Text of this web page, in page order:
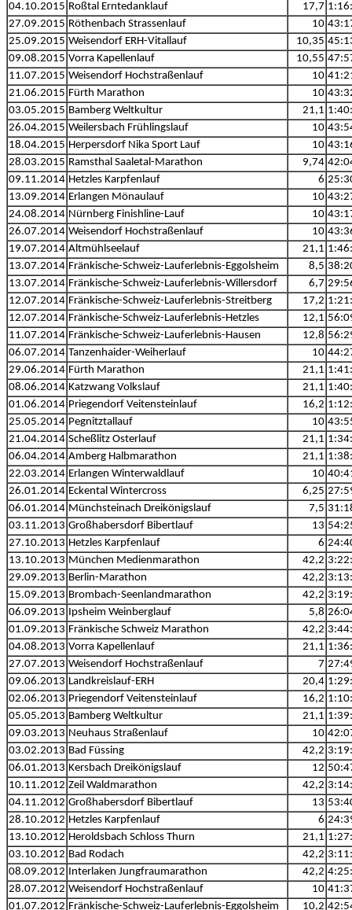
04.10.2015 Roßtal Erntedanklauf 17,7
27.09.2015 Röthenbach Strassenlauf 10
25.09.2015 Weisendorf ERH-Vitallauf 10,35
09.08.2015 Vorra Kapellenlauf 10,55
11.07.2015 Weisendorf Hochstraßenlauf 10
21.06.2015 Fürth Marathon 10
03.05.2015 Bamberg Weltkultur 21,1
26.04.2015 Weilersbach Frühlingslauf 10
18.04.2015 Herpersdorf Nika Sport Lauf 10
28.03.2015 Ramsthal Saaletal-Marathon 9,74
09.11.2014 Hetzles Karpfenlauf 6
13.09.2014 Erlangen Mönaulauf 10
24.08.2014 Nürnberg Finishline-Lauf 10
26.07.2014 Weisendorf Hochstraßenlauf 10
19.07.2014 Altmühlseelauf 21,1
13.07.2014 Fränkische-Schweiz-Lauferlebnis-Eggolsheim 8,5
13.07.2014 Fränkische-Schweiz-Lauferlebnis-Willersdorf 6,7
12.07.2014 Fränkische-Schweiz-Lauferlebnis-Streitberg 17,2
12.07.2014 Fränkische-Schweiz-Lauferlebnis-Hetzles 12,1
11.07.2014 Fränkische-Schweiz-Lauferlebnis-Hausen 12,8
06.07.2014 Tanzenhaider-Weiherlauf 10
29.06.2014 Fürth Marathon 21,1
08.06.2014 Katzwang Volkslauf 21,1
01.06.2014 Priegendorf Veitensteinlauf 16,2
25.05.2014 Pegnitztallauf 10
21.04.2014 Scheßlitz Osterlauf 21,1
06.04.2014 Amberg Halbmarathon 21,1
22.03.2014 Erlangen Winterwaldlauf 10
26.01.2014 Eckental Wintercross 6,25
06.01.2014 Münchsteinach Dreikönigslauf 7,5
03.11.2013 Großhabersdorf Bibertlauf 13
27.10.2013 Hetzles Karpfenlauf 6
13.10.2013 München Medienmarathon 42,2
29.09.2013 Berlin-Marathon 42,2
15.09.2013 Brombach-Seenlandmarathon 42,2
06.09.2013 Ipsheim Weinberglauf 5,8
01.09.2013 Fränkische Schweiz Marathon 42,2
04.08.2013 Vorra Kapellenlauf 21,1
27.07.2013 Weisendorf Hochstraßenlauf 7
09.06.2013 Landkreislauf-ERH 20,4
02.06.2013 Priegendorf Veitensteinlauf 16,2
05.05.2013 Bamberg Weltkultur 21,1
09.03.2013 Neuhaus Straßenlauf 10
03.02.2013 Bad Füssing 42,2
06.01.2013 Kersbach Dreikönigslauf 12
10.11.2012 Zeil Waldmarathon 42,2
04.11.2012 Großhabersdorf Bibertlauf 13
28.10.2012 Hetzles Karpfenlauf 6
13.10.2012 Heroldsbach Schloss Thurn 21,1
03.10.2012 Bad Rodach 42,2
08.09.2012 Interlaken Jungfraumarathon 42,2
28.07.2012 Weisendorf Hochstraßenlauf 10
01.07.2012 Fränkische-Schweiz-Lauferlebnis-Eggolsheim 10,2